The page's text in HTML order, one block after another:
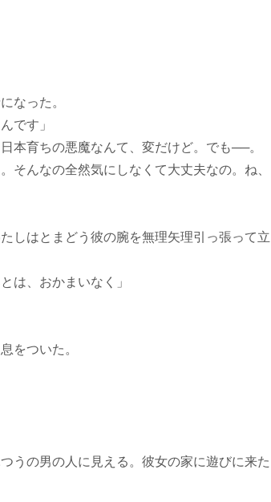
なった。
です」
本育ちの悪魔なんて、変だけど。でも──。
そんなの全然気にしなくて大丈夫なの。ね
はとまどう彼の腕を無理矢理引っ張って立
は、おかまいなく」
をついた。
の男の人に見える。彼女の家に遊びに来た